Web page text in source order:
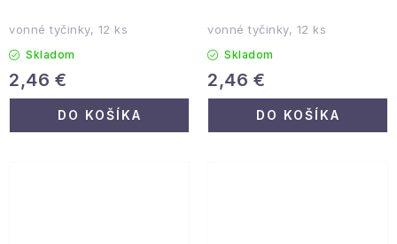
vonné tyčinky, 12 ks
Skladom
2,46 €
DO KOŠÍKA
vonné tyčinky, 12 ks
Skladom
2,46 €
DO KOŠÍKA